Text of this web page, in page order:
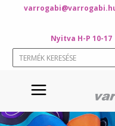
Nyitva H-P 10-17